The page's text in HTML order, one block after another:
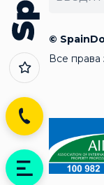
©
Все